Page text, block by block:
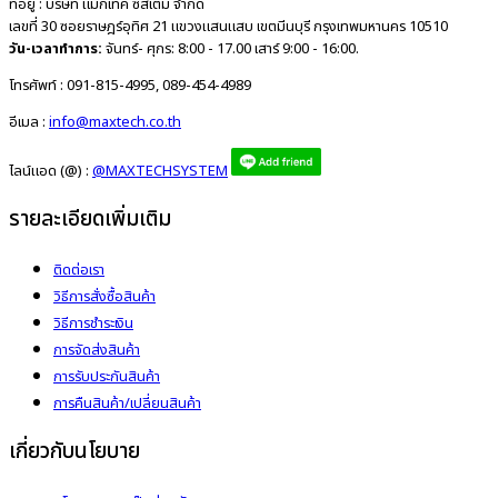
ที่อยู่ : บริษัท แม็กเทค ซิสเต็ม จำกัด
เลขที่ 30 ซอยราษฎร์อุทิศ 21 แขวงแสนแสบ เขตมีนบุรี กรุงเทพมหานคร 10510
วัน-เวลาทำการ: จันทร์- ศุกร: 8:00 - 17.00 เสาร์ 9:00 - 16:00.
โทรศัพท์ : 091-815-4995, 089-454-4989
อีเมล : info@maxtech.co.th
ไลน์แอด (@) : @MAXTECHSYSTEM
รายละเอียดเพิ่มเติม
ติดต่อเรา
วิธีการสั่งซื้อสินค้า
วิธีการชำระเงิน
การจัดส่งสินค้า
การรับประกันสินค้า
การคืนสินค้า/เปลี่ยนสินค้า
เกี่ยวกับนโยบาย